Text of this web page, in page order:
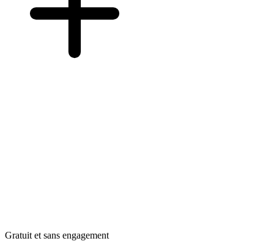
Gratuit et sans engagement